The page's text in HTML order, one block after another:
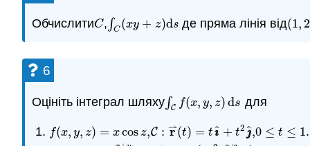
ОбчислитиC
C, ∫C (xy + z)ds
∫C(xy+z) ds де пряма лінія від(1, 2
(1, 2
6
Оцініть інтеграл шляху ∫C f(x, y, z) ds
∫C (x,y ,z) ds для
f(x, y, z) = xcosz,
f(x,y ,z)=x cosz, C : r
⇀(t) = tı
ı
^ + t2 ȷ
ȷ
^,
C :r ⇀(t)=tıı ^+ t2ȷ ȷ^, 0 ≤ t ≤ 1.
0 ≤t≤1 .